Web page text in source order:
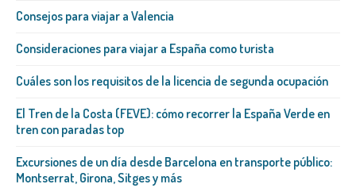
Consejos para viajar a Valencia
Consideraciones para viajar a España como turista
Cuáles son los requisitos de la licencia de segunda ocupación
El Tren de la Costa (FEVE): cómo recorrer la España Verde en
tren con paradas top
Excursiones de un día desde Barcelona en transporte público:
Montserrat, Girona, Sitges y más